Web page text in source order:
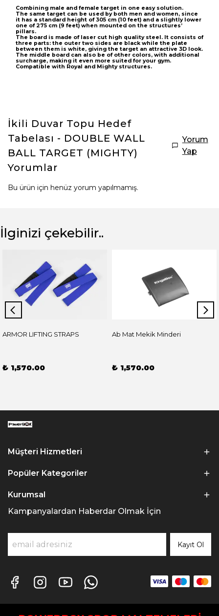
Combining male and female target in one easy solution.
The same target can be used by both men and women, since
it has a standard height of 305 cm (10 feet) and a slightly lower
one of 275 cm (9 feet) when mounted on the structures’
pillars.
The board is made of laser cut high quality steel. It consists of
three parts: the outer two sides are black while the plate
between them is white, giving the target an attractive 3D look.
The middle board can also be of other colors, with additional
surcharge, making it even more suited for your gym.
Compatible with Royal and Mighty structures.
İkili Duvar Topu Hedef
Tabelası - DOUBLE WALL
BALL TARGET (MIGHTY)
Yorumlar
Yorum
Yap
Bu ürün için henüz yorum yapılmamış.
İlginizi çekebilir..
ARMOR LIFTING STRAPS
₺ 1,570.00
Ab Mat Mekik Minderi
₺ 1,570.00
Müşteri Hizmetleri
Popüler Kategoriler
Kurumsal
Kampanyalardan Haberdar Olmak İçin
Kayıt Ol